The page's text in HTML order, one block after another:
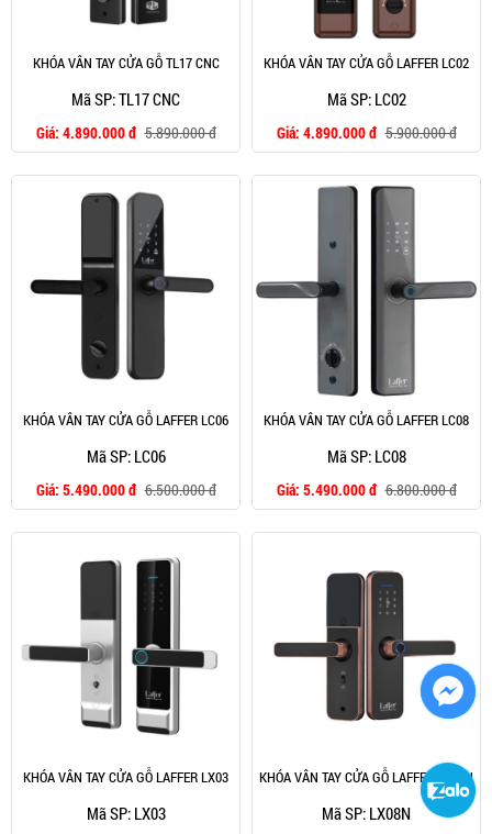
KHÓA VÂN TAY CỬA GỖ TL17 CNC
Mã SP: TL17 CNC
Giá: 4.890.000 đ 5.890.000 đ
KHÓA VÂN TAY CỬA GỖ LAFFER LC02
Mã SP: LC02
Giá: 4.890.000 đ 5.900.000 đ
KHÓA VÂN TAY CỬA GỖ LAFFER LC06
Mã SP: LC06
Giá: 5.490.000 đ 6.500.000 đ
KHÓA VÂN TAY CỬA GỖ LAFFER LC08
Mã SP: LC08
Giá: 5.490.000 đ 6.800.000 đ
KHÓA VÂN TAY CỬA GỖ LAFFER LX03
Mã SP: LX03
KHÓA VÂN TAY CỬA GỖ LAFFER LX08N
Mã SP: LX08N